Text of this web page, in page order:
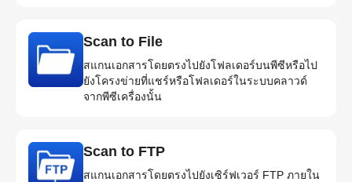
Scan to File
สแกนเอกสารโดยตรงไปยังโฟลเดอร์บนพีซีหรือไป
ยังโครงข่ายที่แชร์หรือโฟลเดอร์ในระบบคลาวด์
จากพีซีเครื่องนั้น
Scan to FTP
สแกนเอกสารโดยตรงไปยังเซิร์ฟเวอร์ FTP ภายใน